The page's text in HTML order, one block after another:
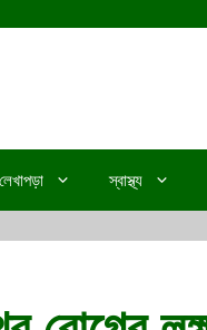
লেখাপড়া স্বাস্থ্য